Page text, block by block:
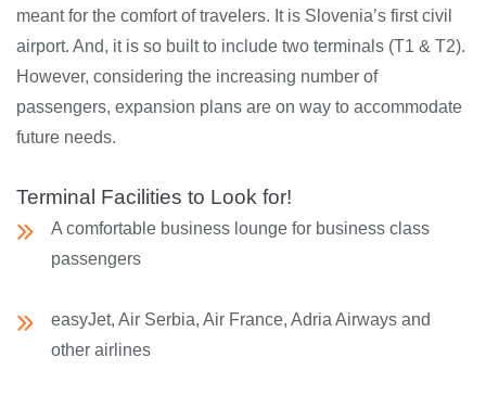
meant for the comfort of travelers. It is Slovenia’s first civil
airport. And, it is so built to include two terminals (T1 & T2).
However, considering the increasing number of
passengers, expansion plans are on way to accommodate
future needs.
Terminal Facilities to Look for!
A comfortable business lounge for business class
passengers
easyJet, Air Serbia, Air France, Adria Airways and
other airlines